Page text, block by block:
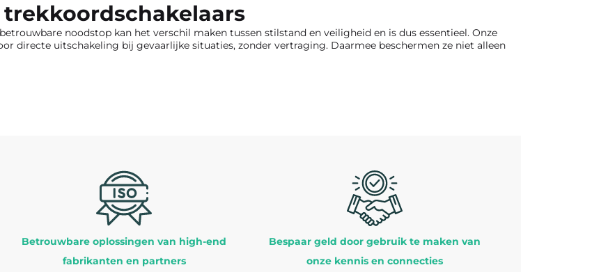
noodstop kan het verschil maken tussen stilstand en veiligheid en is dus essentieel. Onze
directe uitschakeling bij gevaarlijke situaties, zonder vertraging. Daarmee beschermen ze niet alleen
Betrouwbare oplossingen van high-end
fabrikanten en partners
Bespaar geld door gebruik te maken van
onze kennis en connecties